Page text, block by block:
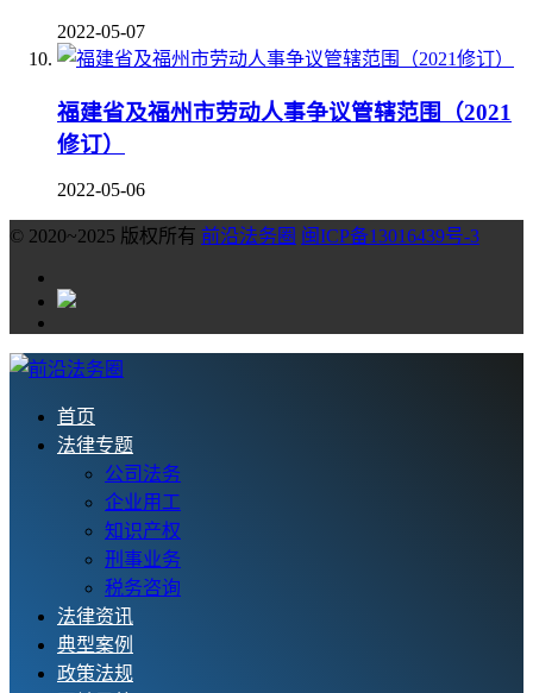
2022-05-07
福建省及福州市劳动人事争议管辖范围（2021
修订）
2022-05-06
© 2020~2025 版权所有 前沿法务圈 闽ICP备13016439号-3
首页
法律专题
公司法务
企业用工
知识产权
刑事业务
税务咨询
法律资讯
典型案例
政策法规